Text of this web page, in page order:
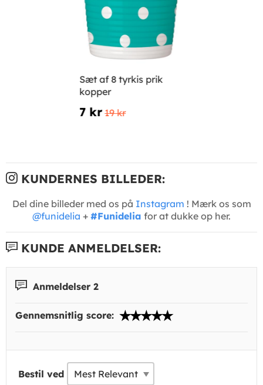
Sæt af 8 tyrkis prik
kopper
7 kr 19 kr
KUNDERNES BILLEDER:
Del dine billeder med os på Instagram ! Mærk os som
@funidelia + #Funidelia for at dukke op her.
KUNDE ANMELDELSER:
Anmeldelser 2
Gennemsnitlig score:
Bestil ved